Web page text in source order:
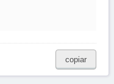
copiar